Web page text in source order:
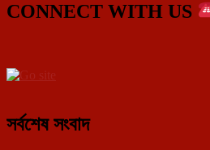
CONNECT WITH US
সর্বশেষ সংবাদ